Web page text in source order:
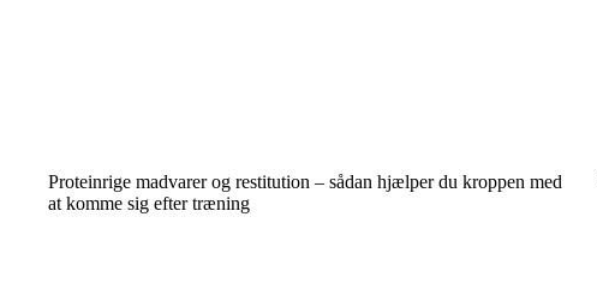
Proteinrige madvarer og restitution – sådan hjælper du kroppen med
at komme sig efter træning